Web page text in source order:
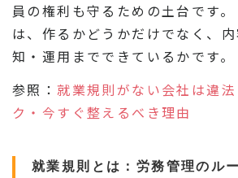
員の権利も守るための土台です
は、作るかどうかだけでなく、
知・運用までできているかです。
参照：就業規則がない会社は違
ク・今すぐ整えるべき理由
就業規則とは：労務管理のル